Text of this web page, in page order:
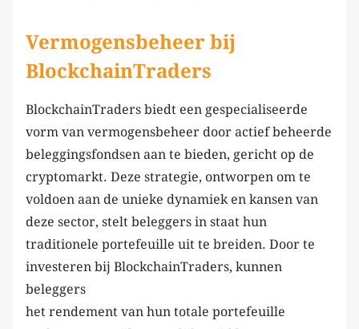
Vermogensbeheer bij
BlockchainTraders
BlockchainTraders biedt een gespecialiseerde
vorm van vermogensbeheer door actief beheerde
beleggingsfondsen aan te bieden, gericht op de
cryptomarkt. Deze strategie, ontworpen om te
voldoen aan de unieke dynamiek en kansen van
deze sector, stelt beleggers in staat hun
traditionele portefeuille uit te breiden. Door te
investeren bij BlockchainTraders, kunnen
beleggers
het rendement van hun totale portefeuille